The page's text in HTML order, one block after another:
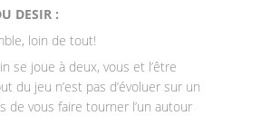
DESIR :
loin de tout!
se joue à deux, vous et l’être
du jeu n’est pas d’évoluer sur un
de vous faire tourner l’un autour